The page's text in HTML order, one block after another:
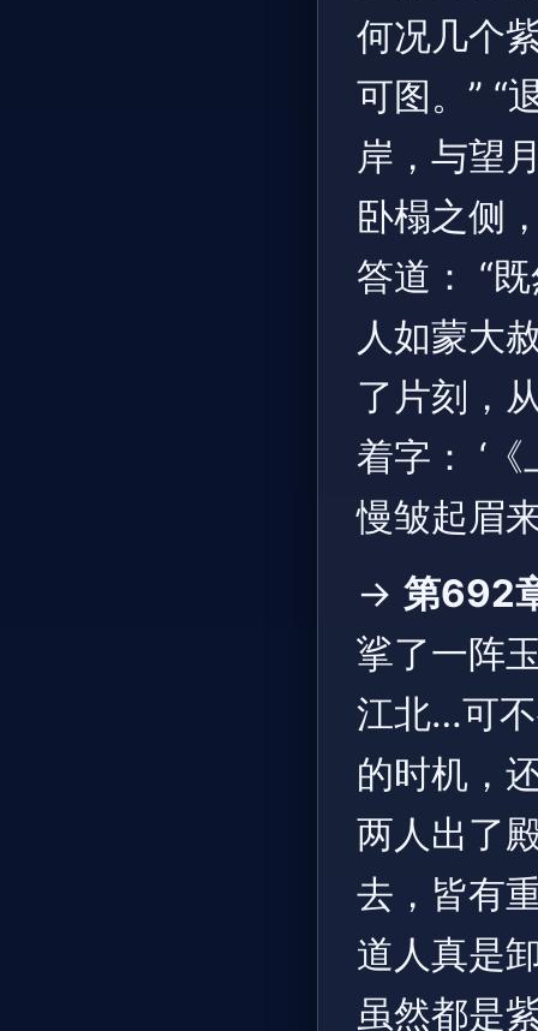
何况几个
可图。” “
岸，与望
卧榻之侧
答道： “
人如蒙大
了片刻，
着字： ‘
慢皱起眉
→ 第692
挲了一阵
江北…可
的时机，
两人出了
去，皆有
道人真是
虽然都是